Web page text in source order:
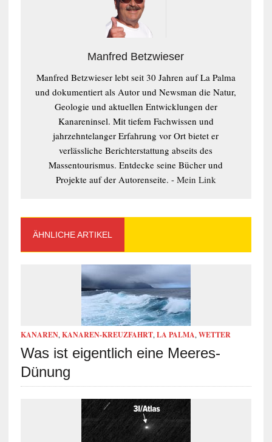
Manfred Betzwieser
Manfred Betzwieser lebt seit 30 Jahren auf La Palma
und dokumentiert als Autor und Newsman die Natur,
Geologie und aktuellen Entwicklungen der
Kanareninsel. Mit tiefem Fachwissen und
jahrzehntelanger Erfahrung vor Ort bietet er
verlässliche Berichterstattung abseits des
Massentourismus. Entdecke seine Bücher und
Projekte auf der Autorenseite. - Mein Link
ÄHNLICHE ARTIKEL
KANAREN,KANAREN-KREUZFAHRT,LA PALMA,WETTER
Was ist eigentlich eine Meeres-
Dünung